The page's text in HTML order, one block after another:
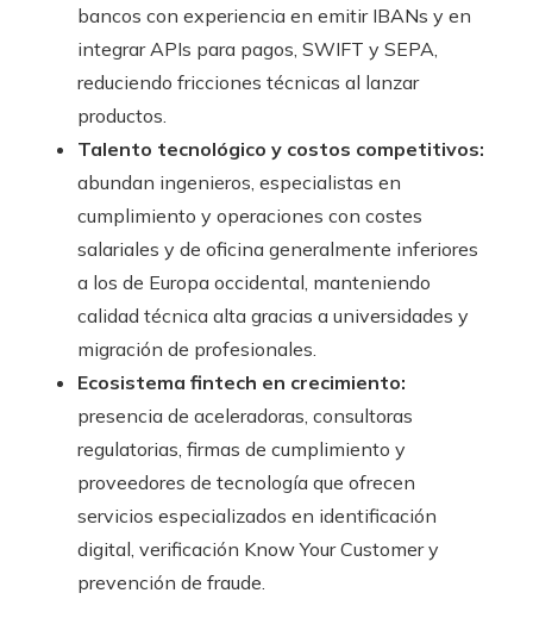
bancos con experiencia en emitir IBANs y en
integrar APIs para pagos, SWIFT y SEPA,
reduciendo fricciones técnicas al lanzar
productos.
Talento tecnológico y costos competitivos:
abundan ingenieros, especialistas en
cumplimiento y operaciones con costes
salariales y de oficina generalmente inferiores
a los de Europa occidental, manteniendo
calidad técnica alta gracias a universidades y
migración de profesionales.
Ecosistema fintech en crecimiento:
presencia de aceleradoras, consultoras
regulatorias, firmas de cumplimiento y
proveedores de tecnología que ofrecen
servicios especializados en identificación
digital, verificación Know Your Customer y
prevención de fraude.